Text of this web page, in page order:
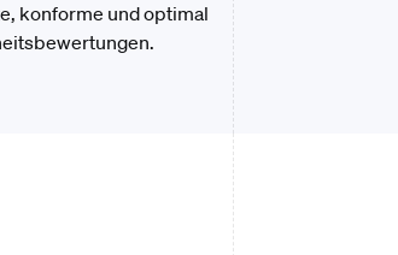
konforme und optimal